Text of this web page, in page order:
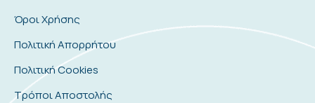
Όροι Χρήσης
Πολιτική Απορρήτου
Πολιτική Cookies
Τρόποι Αποστολής